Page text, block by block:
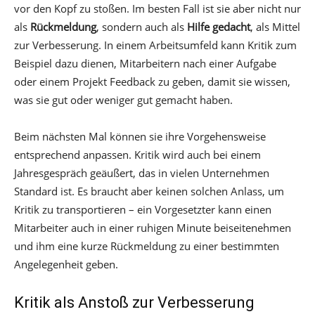
vor den Kopf zu stoßen. Im besten Fall ist sie aber nicht nur
als Rückmeldung, sondern auch als Hilfe gedacht, als Mittel
zur Verbesserung. In einem Arbeitsumfeld kann Kritik zum
Beispiel dazu dienen, Mitarbeitern nach einer Aufgabe
oder einem Projekt Feedback zu geben, damit sie wissen,
was sie gut oder weniger gut gemacht haben.
Beim nächsten Mal können sie ihre Vorgehensweise
entsprechend anpassen. Kritik wird auch bei einem
Jahresgespräch geäußert, das in vielen Unternehmen
Standard ist. Es braucht aber keinen solchen Anlass, um
Kritik zu transportieren – ein Vorgesetzter kann einen
Mitarbeiter auch in einer ruhigen Minute beiseitenehmen
und ihm eine kurze Rückmeldung zu einer bestimmten
Angelegenheit geben.
Kritik als Anstoß zur Verbesserung